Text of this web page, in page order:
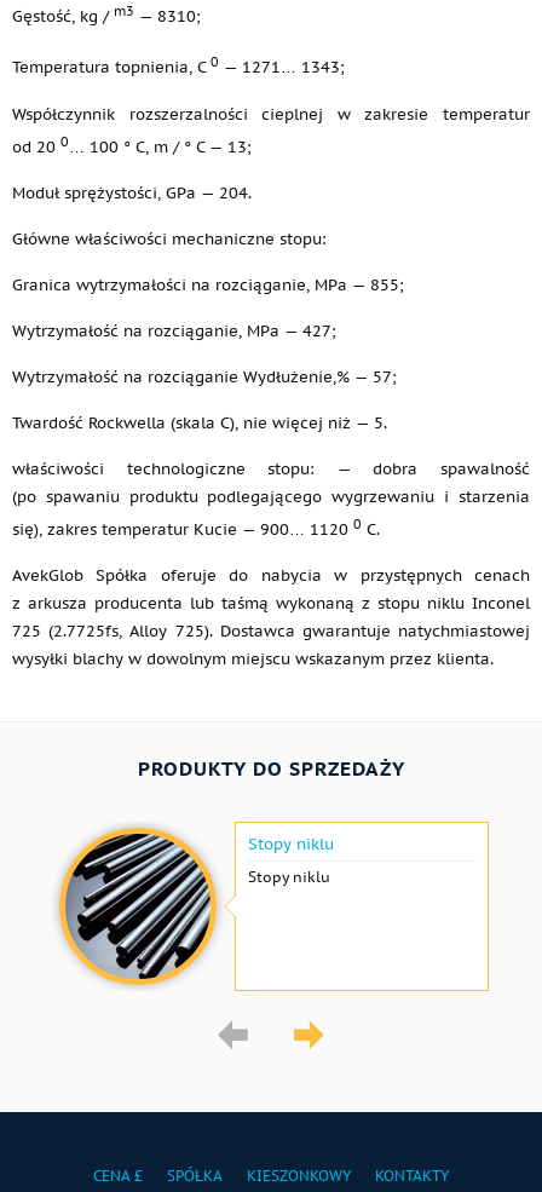
Gęstość, kg / m3 — 8310;
Temperatura topnienia, C 0 — 1271… 1343;
Współczynnik rozszerzalności cieplnej w zakresie temperatur
od 20 0… 100 ° C, m / ° C — 13;
Moduł sprężystości, GPa — 204.
Główne właściwości mechaniczne stopu:
Granica wytrzymałości na rozciąganie, MPa — 855;
Wytrzymałość na rozciąganie, MPa — 427;
Wytrzymałość na rozciąganie Wydłużenie,% — 57;
Twardość Rockwella (skala C), nie więcej niż — 5.
właściwości technologiczne stopu: — dobra spawalność
(po spawaniu produktu podlegającego wygrzewaniu i starzenia
się), zakres temperatur Kucie — 900… 1120 0 C.
AvekGlob Spółka oferuje do nabycia w przystępnych cenach
z arkusza producenta lub taśmą wykonaną z stopu niklu Inconel
725 (2.7725fs, Alloy 725). Dostawca gwarantuje natychmiastowej
wysyłki blachy w dowolnym miejscu wskazanym przez klienta.
PRODUKTY DO SPRZEDAŻY
Stopy niklu
Stopy niklu
CENA £ SPÓŁKA KIESZONKOWY KONTAKTY